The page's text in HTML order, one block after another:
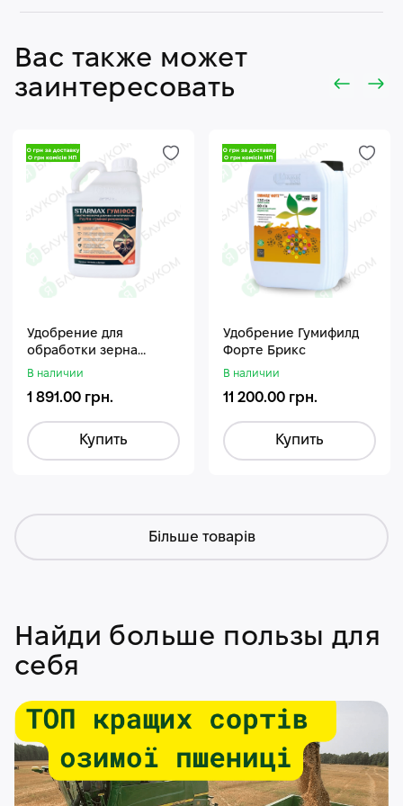
Вас также может
заинтересовать
Удобрение для
обработки зерна
Стармакс Гумифос
В наличии
1 891.00 грн.
Купить
Удобрение Гумифилд
Форте Брикс
В наличии
11 200.00 грн.
Купить
Більше товарів
Найди больше пользы для
себя